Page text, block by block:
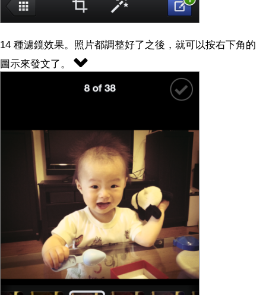
14 種濾鏡效果。照片都調整好了之後，就可以按右下角的
圖示來發文了。